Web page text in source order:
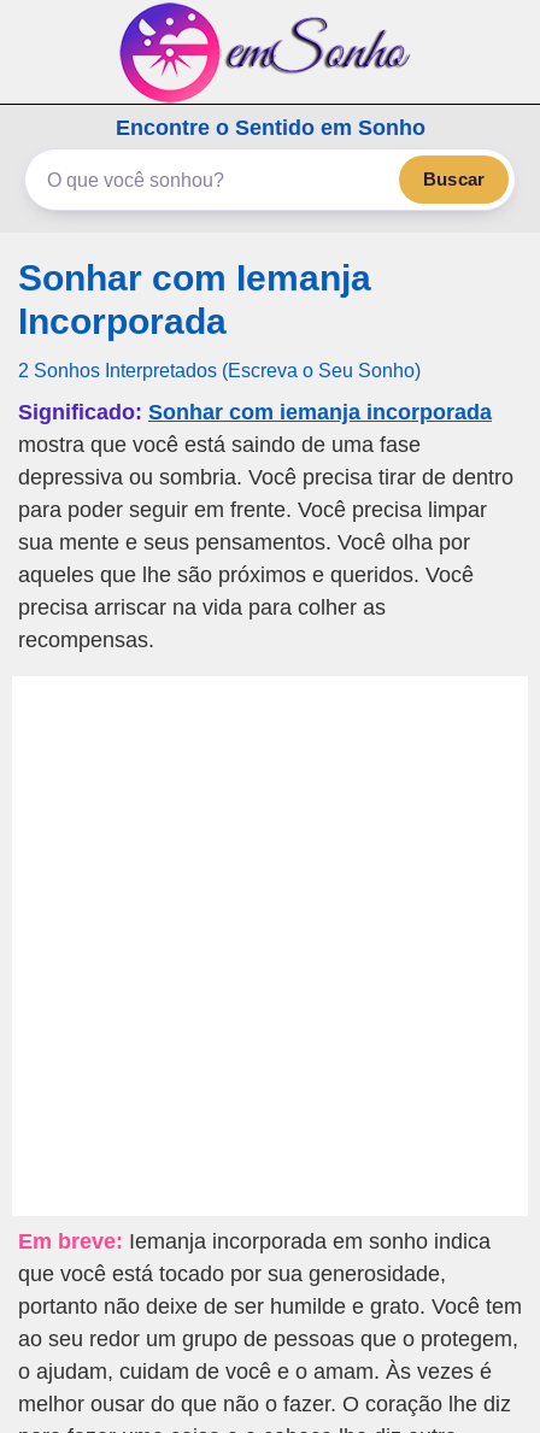
emSonho.com
Os sonhos significam mais
Encontre o Sentido em Sonho
Buscar
Sonhar com Iemanja
Incorporada
2 Sonhos Interpretados (Escreva o Seu Sonho)
Significado: Sonhar com iemanja incorporada
mostra que você está saindo de uma fase
depressiva ou sombria. Você precisa tirar de dentro
para poder seguir em frente. Você precisa limpar
sua mente e seus pensamentos. Você olha por
aqueles que lhe são próximos e queridos. Você
precisa arriscar na vida para colher as
recompensas.
Em breve: Iemanja incorporada em sonho indica
que você está tocado por sua generosidade,
portanto não deixe de ser humilde e grato. Você tem
ao seu redor um grupo de pessoas que o protegem,
o ajudam, cuidam de você e o amam. Às vezes é
melhor ousar do que não o fazer. O coração lhe diz